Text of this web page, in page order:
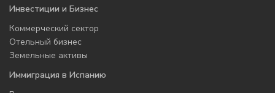
Инвестиции и Бизнес
Коммерческий сектор
Отельный бизнес
Земельные активы
Иммиграция в Испанию